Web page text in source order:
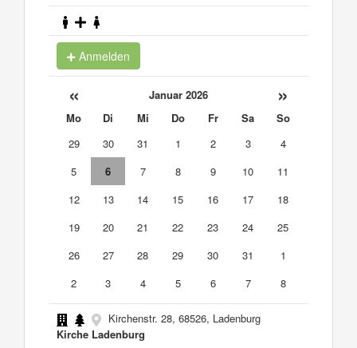
Anmelden
« Januar 2026 »
Mo Di Mi Do Fr Sa
So
29
30 31 1 2 3
4
5
6 7 8 9 10
11
12
13 14 15 16 17
18
19
20 21 22 23 24
25
26
27 28 29 30 31
1
2
3 4 5 6 7 8
Kirchenstr. 28, 68526, Ladenburg
Kirche Ladenburg